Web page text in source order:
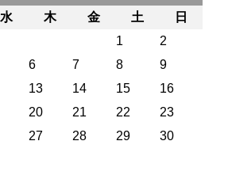
水 木 金 土
日
1
2
6 7 8
9
13 14 15
16
20 21 22
23
27 28 29
30